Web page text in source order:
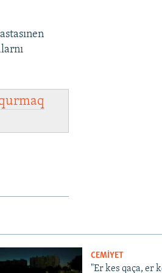
CEMİYET
"Er kes qaça, er